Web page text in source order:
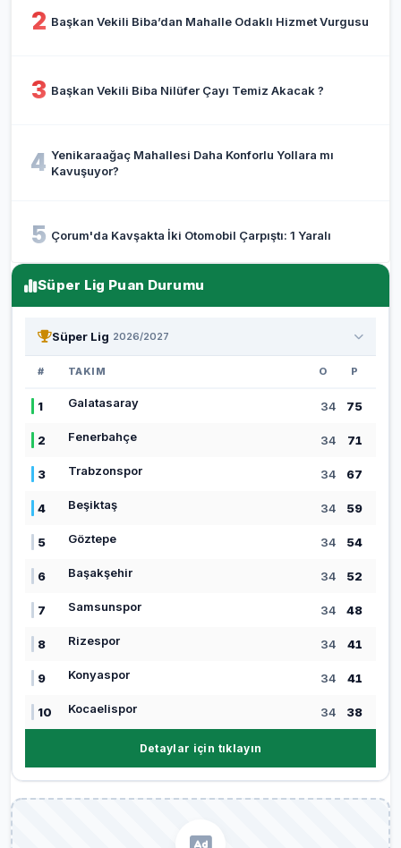
2 Başkan Vekili Biba’dan Mahalle Odaklı Hizmet Vurgusu
3 Başkan Vekili Biba Nilüfer Çayı Temiz Akacak ?
4 Yenikaraağaç Mahallesi Daha Konforlu Yollara mı
Kavuşuyor?
5 Çorum'da Kavşakta İki Otomobil Çarpıştı: 1 Yaralı
Süper Lig Puan Durumu
Süper Lig 2026/2027
# TAKIM O P
1 Galatasaray 34 75
2 Fenerbahçe 34 71
3 Trabzonspor 34 67
4 Beşiktaş 34 59
5 Göztepe 34 54
6 Başakşehir 34 52
7 Samsunspor 34 48
8 Rizespor 34 41
9 Konyaspor 34 41
10 Kocaelispor 34 38
Detaylar için tıklayın